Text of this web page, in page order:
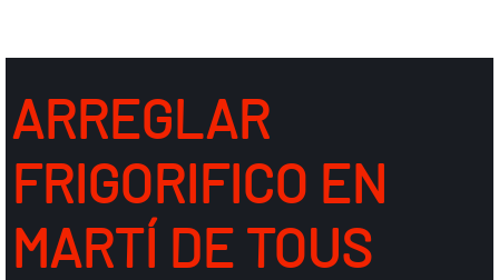
ARREGLAR
FRIGORIFICO EN
MARTÍ DE TOUS